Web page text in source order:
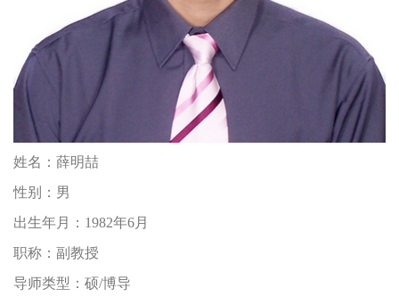
姓名： 薛明喆
性别： 男
出生年月： 1982年6月
职称： 副教授
导师类型： 硕/博导